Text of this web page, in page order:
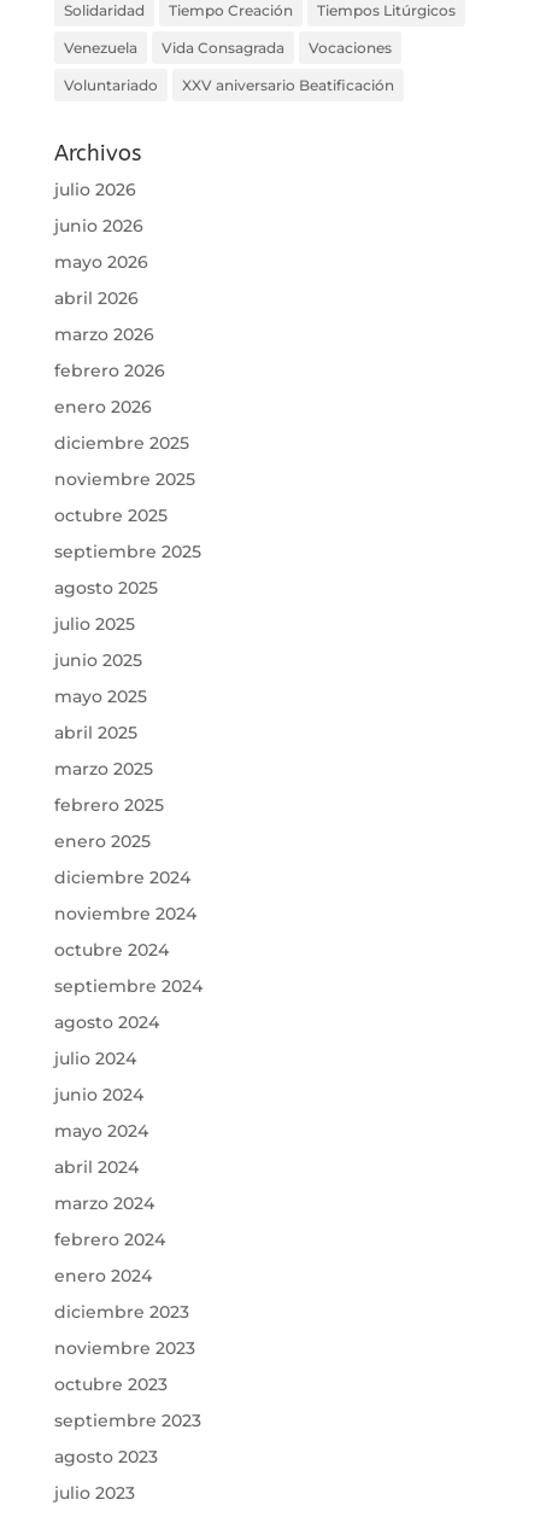
Solidaridad Tiempo Creación Tiempos Litúrgicos
Venezuela Vida Consagrada Vocaciones
Voluntariado XXV aniversario Beatificación
Archivos
julio 2026
junio 2026
mayo 2026
abril 2026
marzo 2026
febrero 2026
enero 2026
diciembre 2025
noviembre 2025
octubre 2025
septiembre 2025
agosto 2025
julio 2025
junio 2025
mayo 2025
abril 2025
marzo 2025
febrero 2025
enero 2025
diciembre 2024
noviembre 2024
octubre 2024
septiembre 2024
agosto 2024
julio 2024
junio 2024
mayo 2024
abril 2024
marzo 2024
febrero 2024
enero 2024
diciembre 2023
noviembre 2023
octubre 2023
septiembre 2023
agosto 2023
julio 2023